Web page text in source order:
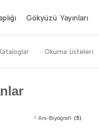
Gökyüzü Yayınları
Okuma Listeleri
Anı-Biyografi (5)